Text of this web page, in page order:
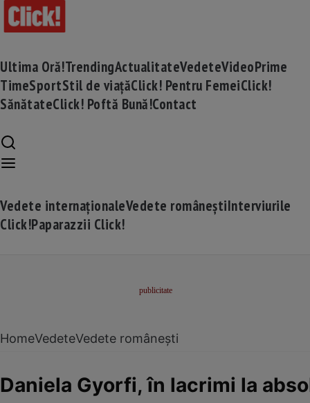
Ultima Oră!TrendingActualitateVedeteVideoPrime
TimeSportStil de viațăClick! Pentru FemeiClick!
SănătateClick! Poftă Bună!Contact
Vedete internaționaleVedete româneștiInterviurile
Click!Paparazzii Click!
HomeVedeteVedete românești
Daniela Gyorfi, în lacrimi la